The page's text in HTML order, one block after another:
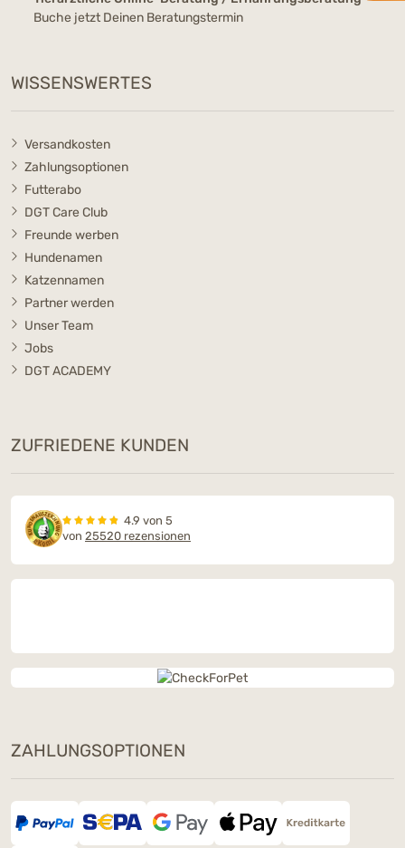
Buche jetzt Deinen Beratungstermin
WISSENSWERTES
Versandkosten
Zahlungsoptionen
Futterabo
DGT Care Club
Freunde werben
Hundenamen
Katzennamen
Partner werden
Unser Team
Jobs
DGT ACADEMY
ZUFRIEDENE KUNDEN
4.9 von 5
von 25520 rezensionen
ZAHLUNGSOPTIONEN